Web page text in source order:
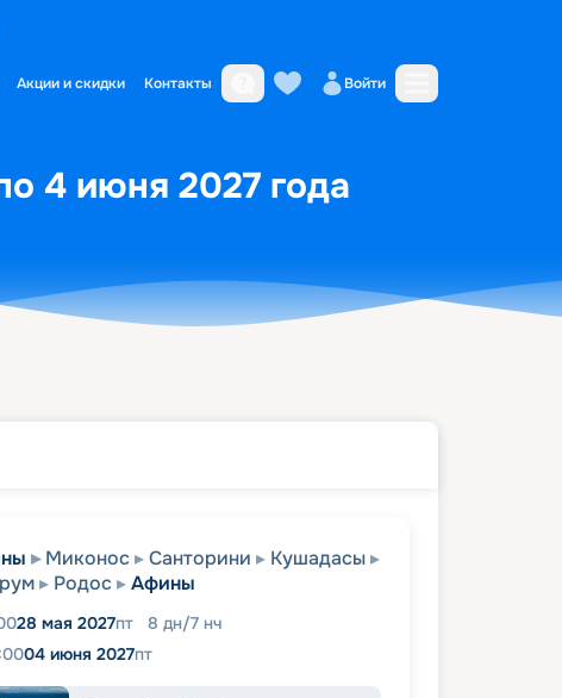
Акции и скидки Контакты Войти
4 июня 2027 года
Миконос Санторини
Кушадасы
Родос Афины
28 мая 2027пт 8 дн/7 нч
04 июня 2027пт